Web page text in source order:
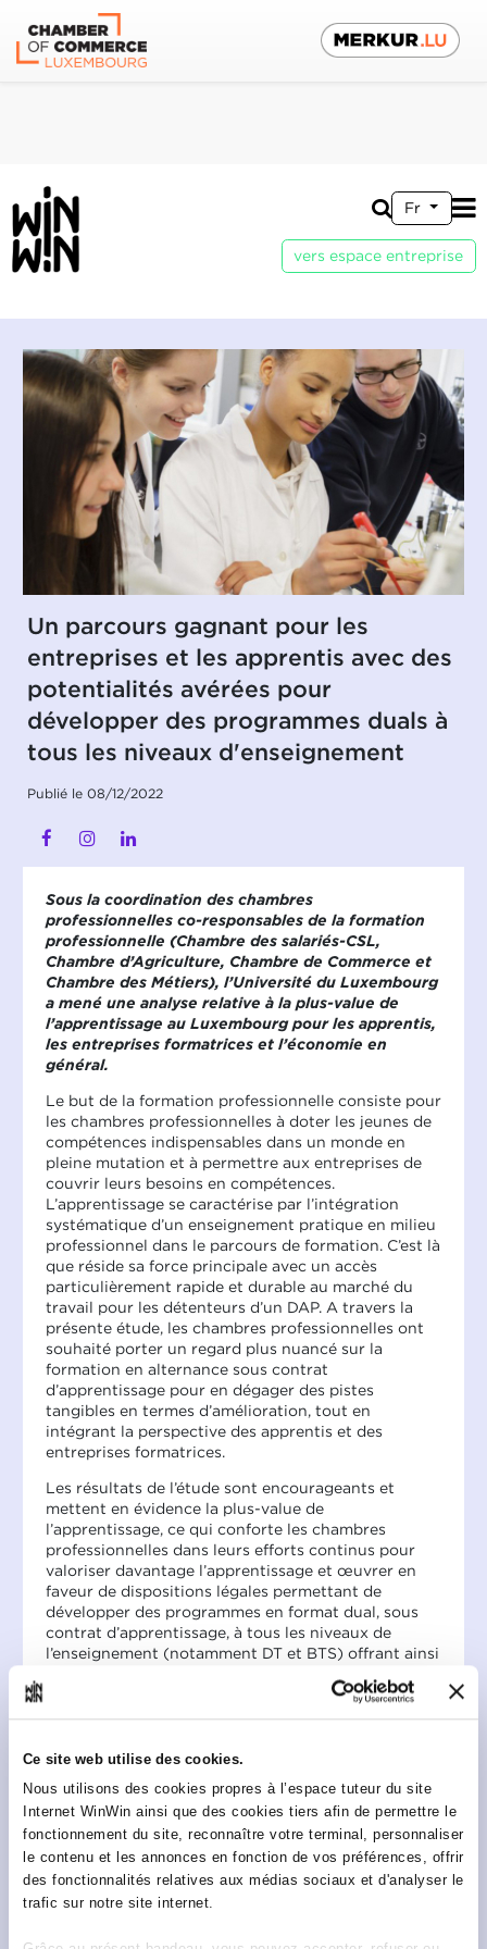
Ce site web utilise des cookies.
Nous utilisons des cookies propres à l’espace tuteur du site
Internet WinWin ainsi que des cookies tiers afin de permettre le
fonctionnement du site, reconnaître votre terminal, personnaliser
le contenu et les annonces en fonction de vos préférences, offrir
des fonctionnalités relatives aux médias sociaux et d'analyser le
trafic sur notre site internet.
Fr
vers espace entreprise
Un parcours gagnant pour les
entreprises et les apprentis avec des
potentialités avérées pour
développer des programmes duals à
tous les niveaux d'enseignement
Publié le 08/12/2022
Sous la coordination des chambres
professionnelles co-responsables de la formation
professionnelle (Chambre des salariés-CSL,
Chambre d’Agriculture, Chambre de Commerce et
Chambre des Métiers), l’Université du Luxembourg
a mené une analyse relative à la plus-value de
l’apprentissage au Luxembourg pour les apprentis,
les entreprises formatrices et l’économie en
général.
Le but de la formation professionnelle consiste pour
les chambres professionnelles à doter les jeunes de
compétences indispensables dans un monde en
pleine mutation et à permettre aux entreprises de
couvrir leurs besoins en compétences.
L’apprentissage se caractérise par l’intégration
systématique d’un enseignement pratique en milieu
professionnel dans le parcours de formation. C’est là
que réside sa force principale avec un accès
particulièrement rapide et durable au marché du
travail pour les détenteurs d’un DAP. A travers la
présente étude, les chambres professionnelles ont
souhaité porter un regard plus nuancé sur la
formation en alternance sous contrat
d’apprentissage pour en dégager des pistes
tangibles en termes d’amélioration, tout en
intégrant la perspective des apprentis et des
entreprises formatrices.
Les résultats de l’étude sont encourageants et
mettent en évidence la plus-value de
l’apprentissage, ce qui conforte les chambres
professionnelles dans leurs efforts continus pour
valoriser davantage l’apprentissage et œuvrer en
faveur de dispositions légales permettant de
développer des programmes en format dual, sous
contrat d’apprentissage, à tous les niveaux de
l’enseignement (notamment DT et BTS) offrant ainsi
possibilités supplémentaires pour acquérir, dans
une vision de lifelong learning, des qualifications
Une plus-value avérée de l’apprentissage et un
pilier phare pour assurer une main-d’œuvre
qualifiée en entreprise
Si l’apprentissage en entreprise constitue une
véritable plus-value pour 90% des répondants, il